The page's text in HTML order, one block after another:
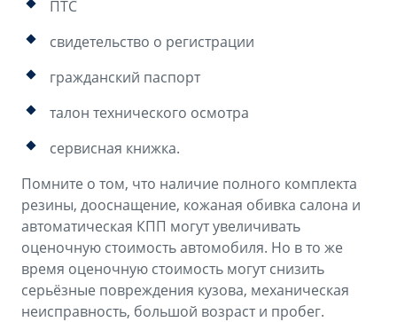
ПТС
свидетельство о регистрации
гражданский паспорт
талон технического осмотра
сервисная книжка.
Помните о том, что наличие полного комплекта
резины, дооснащение, кожаная обивка салона и
автоматическая КПП могут увеличивать
оценочную стоимость автомобиля. Но в то же
время оценочную стоимость могут снизить
серьёзные повреждения кузова, механическая
неисправность, большой возраст и пробег.